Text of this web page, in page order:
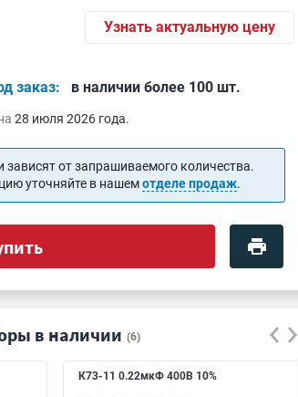
Узнать актуальную цену
заказ: в наличии более 100 шт.
28 июля 2026 года.
зависят от запрашиваемого количества.
уточняйте в нашемотделе продаж.
в наличии (6)
К73-11 0.22мкФ 400В 10%